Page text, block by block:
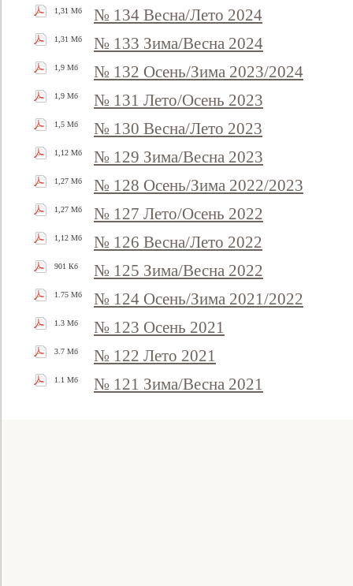
№ 134 Весна/Лето 2024
1,31 Мб
№ 133 Зима/Весна 2024
1,31 Мб
№ 132 Осень/Зима 2023/2024
1,9 Мб
№ 131 Лето/Осень 2023
1,9 Мб
№ 130 Весна/Лето 2023
1,5 Мб
№ 129 Зима/Весна 2023
1,12 Мб
№ 128 Осень/Зима 2022/2023
1,27 Мб
№ 127 Лето/Осень 2022
1,27 Мб
№ 126 Весна/Лето 2022
1,12 Мб
№ 125 Зима/Весна 2022
901 Кб
№ 124 Осень/Зима 2021/2022
1.75 Мб
№ 123 Осень 2021
1.3 Мб
№ 122 Лето 2021
3.7 Мб
№ 121 Зима/Весна 2021
1.1 Мб